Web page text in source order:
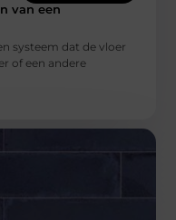
van een
systeem dat de vloer
of een andere